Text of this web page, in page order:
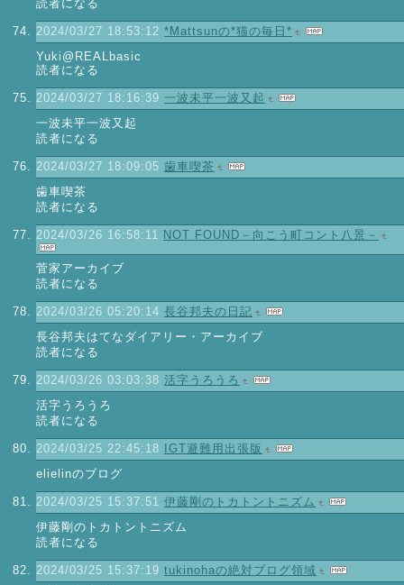
読者になる
2024/03/27 18:53:12 *Mattsunの*猫の毎日*
Yuki@REALbasic
読者になる
2024/03/27 18:16:39 一波未平一波又起
一波未平一波又起
読者になる
2024/03/27 18:09:05 歯車喫茶
歯車喫茶
読者になる
2024/03/26 16:58:11 NOT FOUND－向こう町コント八景－
菅家アーカイブ
読者になる
2024/03/26 05:20:14 長谷邦夫の日記
長谷邦夫はてなダイアリー・アーカイブ
読者になる
2024/03/26 03:03:38 活字うろうろ
活字うろうろ
読者になる
2024/03/25 22:45:18
IGT避難用出張版
elielinのブログ
2024/03/25 15:37:51 伊藤剛のトカトントニズム
伊藤剛のトカトントニズム
読者になる
2024/03/25 15:37:19 tukinohaの絶対ブログ領域